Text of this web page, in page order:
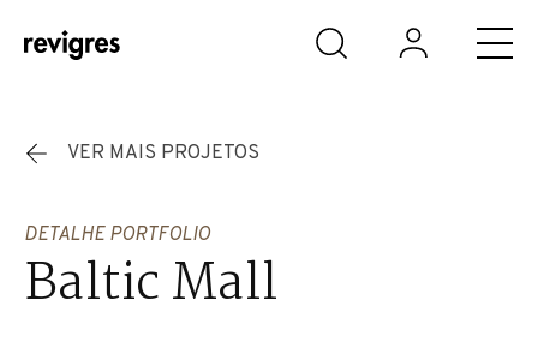
Saltar para o conteúdo principal
VER MAIS PROJETOS
DETALHE PORTFOLIO
Baltic Mall